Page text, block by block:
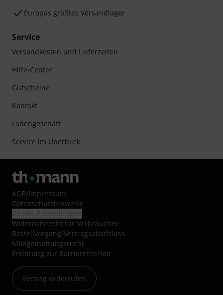
Europas größtes Versandlager
Service
Versandkosten und Lieferzeiten
Hilfe-Center
Gutscheine
Kontakt
Ladengeschäft
Service im Überblick
AGB/Impressum
Datenschutzhinweise
Widerrufsrecht für Verbraucher
Bestellvorgang/Vertragsabschluss
Mängelhaftungsrecht
Erklärung zur Barrierefreiheit
Vertrag widerrufen